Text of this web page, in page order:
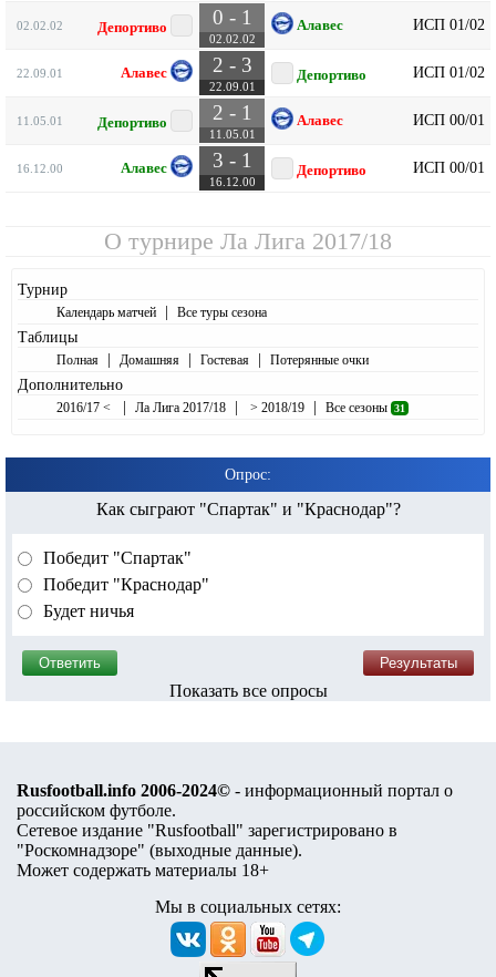
02.02.02 Депортиво 0 - 1
02.02.02
Алавес ИСП 01/02
22.09.01 Алавес 2 - 3
22.09.01
Депортиво ИСП 01/02
11.05.01 Депортиво 2 - 1
11.05.01
Алавес ИСП 00/01
16.12.00 Алавес 3 - 1
16.12.00
Депортиво ИСП 00/01
О турнире Ла Лига 2017/18
Турнир
Календарь матчей | Все туры сезона
Таблицы
Полная | Домашняя | Гостевая | Потерянные очки
Дополнительно
2016/17 < | Ла Лига 2017/18 | > 2018/19 | Все сезоны 31
Опрос:
Как сыграют "Спартак" и "Краснодар"?
Победит "Спартак"
Победит "Краснодар"
Будет ничья
Показать все опросы
Rusfootball.info 2006-2024© - информационный портал о
российском футболе.
Сетевое издание "Rusfootball" зарегистрировано в
"Роскомнадзоре" (выходные данные).
Может содержать материалы 18+
Мы в социальных сетях: